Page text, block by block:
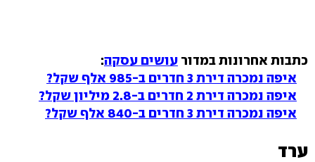
כתבות אחרונות במדור עושים עסקה:
איפה נמכרה דירת 3 חדרים ב-985 אלף שקל?
איפה נמכרה דירת 2 חדרים ב-2.8 מיליון שקל?
איפה נמכרה דירת 3 חדרים ב-840 אלף שקל?
ערד